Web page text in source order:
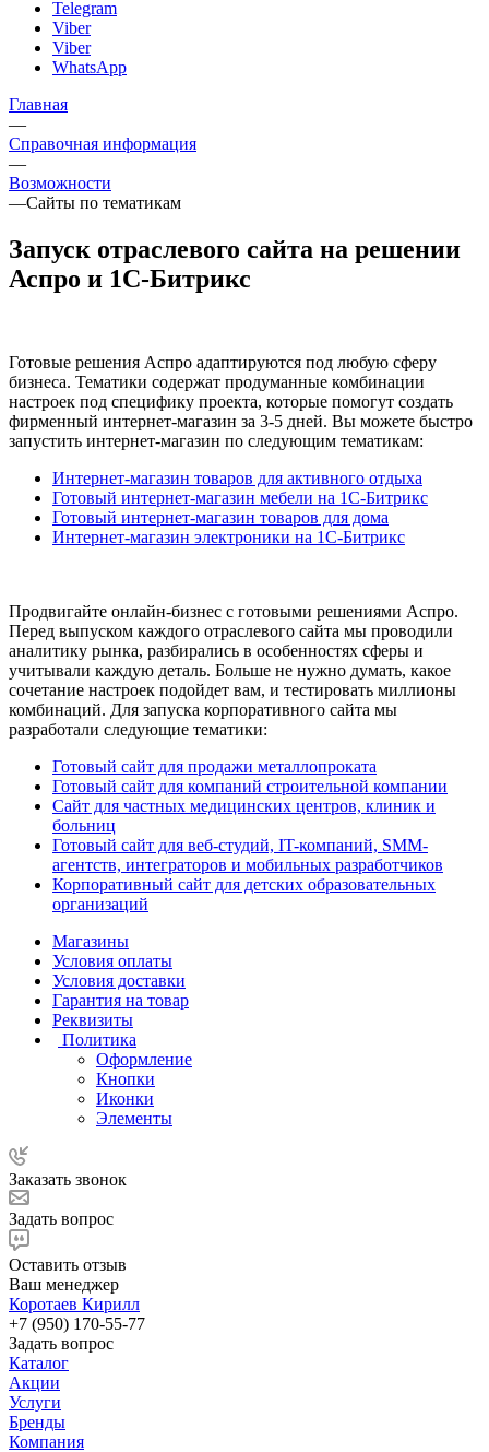
Telegram
Viber
Viber
WhatsApp
Главная
—
Справочная информация
—
Возможности
—Сайты по тематикам
Запуск отраслевого сайта на решении
Аспро и 1С-Битрикс
Готовые решения Аспро адаптируются под любую сферу
бизнеса. Тематики содержат продуманные комбинации
настроек под специфику проекта, которые помогут создать
фирменный интернет-магазин за 3-5 дней. Вы можете быстро
запустить интернет-магазин по следующим тематикам:
Интернет-магазин товаров для активного отдыха
Готовый интернет-магазин мебели на 1С-Битрикс
Готовый интернет-магазин товаров для дома
Интернет-магазин электроники на 1С-Битрикс
Продвигайте онлайн-бизнес с готовыми решениями Аспро.
Перед выпуском каждого отраслевого сайта мы проводили
аналитику рынка, разбирались в особенностях сферы и
учитывали каждую деталь. Больше не нужно думать, какое
сочетание настроек подойдет вам, и тестировать миллионы
комбинаций. Для запуска корпоративного сайта мы
разработали следующие тематики:
Готовый сайт для продажи металлопроката
Готовый сайт для компаний строительной компании
Сайт для частных медицинских центров, клиник и
больниц
Готовый сайт для веб-студий, IT-компаний, SMM-
агентств, интеграторов и мобильных разработчиков
Корпоративный сайт для детских образовательных
организаций
Магазины
Условия оплаты
Условия доставки
Гарантия на товар
Реквизиты
Политика
Оформление
Кнопки
Иконки
Элементы
Заказать звонок
Задать вопрос
Оставить отзыв
Ваш менеджер
Коротаев Кирилл
+7 (950) 170-55-77
Задать вопрос
Каталог
Акции
Услуги
Бренды
Компания